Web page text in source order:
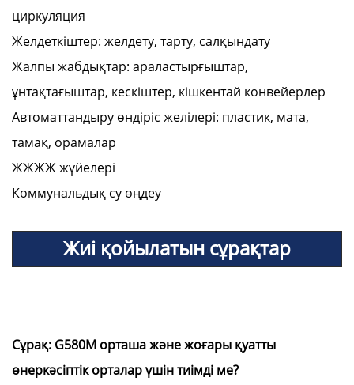
циркуляция
Желдеткіштер: желдету, тарту, салқындату
Жалпы жабдықтар: араластырғыштар,
ұнтақтағыштар, кескіштер, кішкентай конвейерлер
Автоматтандыру өндіріс желілері: пластик, мата,
тамақ, орамалар
ЖЖЖЖ жүйелері
Коммунальдық су өңдеу
Жиі қойылатын сұрақтар
Сұрақ: G580M орташа және жоғары қуатты
өнеркәсіптік орталар үшін тиімді ме?